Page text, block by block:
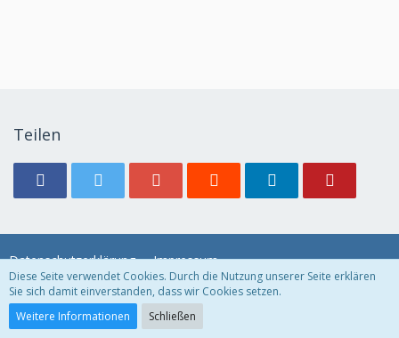
Teilen
Datenschutzerklärung Impressum
Community-Software:
Diese Seite verwendet Cookies. Durch die Nutzung unserer Seite erklären
Sie sich damit einverstanden, dass wir Cookies setzen.
Weitere Informationen
Schließen